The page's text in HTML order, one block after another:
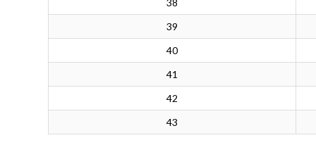
38
39
40
41
42
43